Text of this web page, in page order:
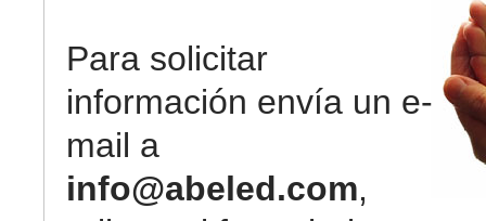
Para solicitar
información envía un e-
mail a
info@abeled.com,